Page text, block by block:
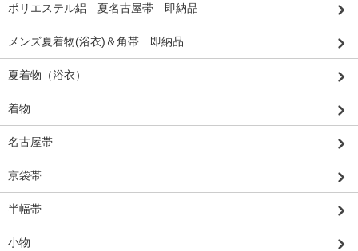
ポリエステル絽 夏名古屋帯 即納品
メンズ夏着物(浴衣)＆角帯 即納品
夏着物（浴衣）
着物
名古屋帯
京袋帯
半幅帯
小物